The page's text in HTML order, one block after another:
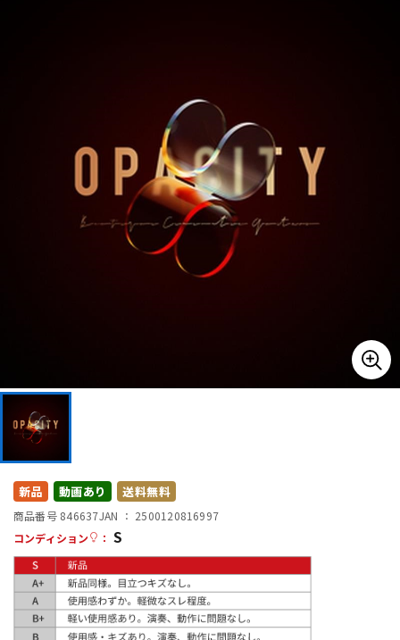
パーカッション
キーボード 電子ピアノ
配信/ライブ機器
中古 ヴィンテージ
新品 動画あり 送料無料
商品番号 846637JAN ： 2500120816997
コンディション
： S